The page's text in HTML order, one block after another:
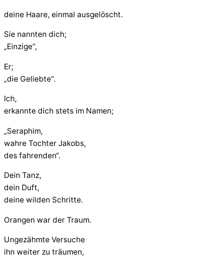
deine Haare, einmal ausgelöscht.
Sie nannten dich;
„Einzige“,
Er;
„die Geliebte“.
Ich,
erkannte dich stets im Namen;
„Seraphim,
wahre Tochter Jakobs,
des fahrenden“.
Dein Tanz,
dein Duft,
deine wilden Schritte.
Orangen war der Traum.
Ungezähmte Versuche
ihn weiter zu träumen,